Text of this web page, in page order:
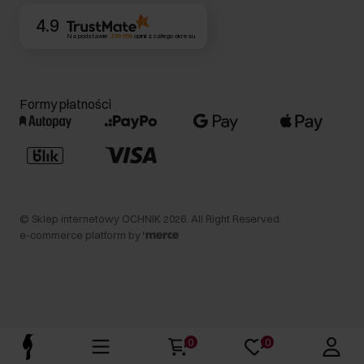
4.9
Na podstawie 356 659opinii z całego okresu
Formy płatności
© Sklep internetowy OCHNIK 2026 . All Right Reserved.
e-commerce platform by
0 0